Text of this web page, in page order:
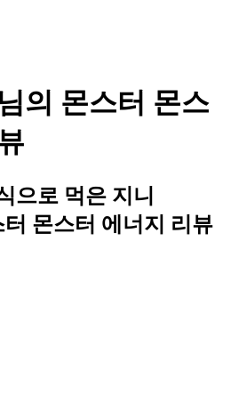
의 몬스터 몬스
으로 먹은 지니
터 몬스터 에너지 리뷰